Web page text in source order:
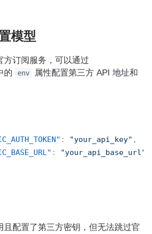
模型
方订阅服务，可以通过
的 env
属性配置第三方 API 地址和
: "your_api_key" ,
:
"your_api_base_url"
且配置了第三方密钥，但无法跳过官